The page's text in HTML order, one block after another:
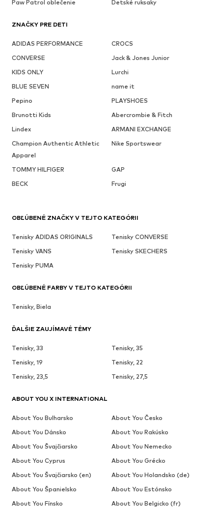
Paw Patrol oblečenie
Detské ruksaky
ZNAČKY PRE DETI
ADIDAS PERFORMANCE
CROCS
CONVERSE
Jack & Jones Junior
KIDS ONLY
Lurchi
BLUE SEVEN
name it
Pepino
PLAYSHOES
Brunotti Kids
Abercrombie & Fitch
Lindex
ARMANI EXCHANGE
Champion Authentic Athletic
Apparel
Nike Sportswear
TOMMY HILFIGER
GAP
BECK
Frugi
OBĽÚBENÉ ZNAČKY V TEJTO KATEGÓRII
Tenisky ADIDAS ORIGINALS
Tenisky CONVERSE
Tenisky VANS
Tenisky SKECHERS
Tenisky PUMA
OBĽÚBENÉ FARBY V TEJTO KATEGÓRII
Tenisky, Biela
ĎALŠIE ZAUJÍMAVÉ TÉMY
Tenisky, 33
Tenisky, 35
Tenisky, 19
Tenisky, 22
Tenisky, 23,5
Tenisky, 27,5
ABOUT YOU X INTERNATIONAL
About You Bulharsko
About You Česko
About You Dánsko
About You Rakúsko
About You Švajčiarsko
About You Nemecko
About You Cyprus
About You Grécko
About You Švajčiarsko (en)
About You Holandsko (de)
About You Španielsko
About You Estónsko
About You Fínsko
About You Belgicko (fr)